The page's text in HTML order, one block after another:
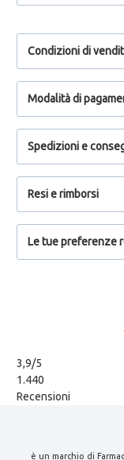
Condizioni di
Modalità di
Spedizioni e
Resi e rimborsi
Le tue preferenze
3,9/5
1.440
Recensioni
è un marchio di